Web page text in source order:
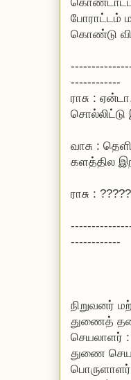
போராட்டம்
கொண்டு
------------
ராசு :
சொல்லிட்டு
வாசு :
களத்தில
ராசு : ?????
------------
நிறுவனர்
துணைத்
செயலாளர்
துணை
பொருளாளர்